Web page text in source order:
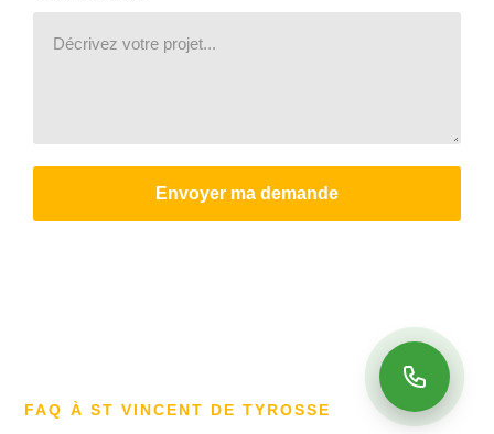
Envoyer ma demande
FAQ À ST VINCENT DE TYROSSE